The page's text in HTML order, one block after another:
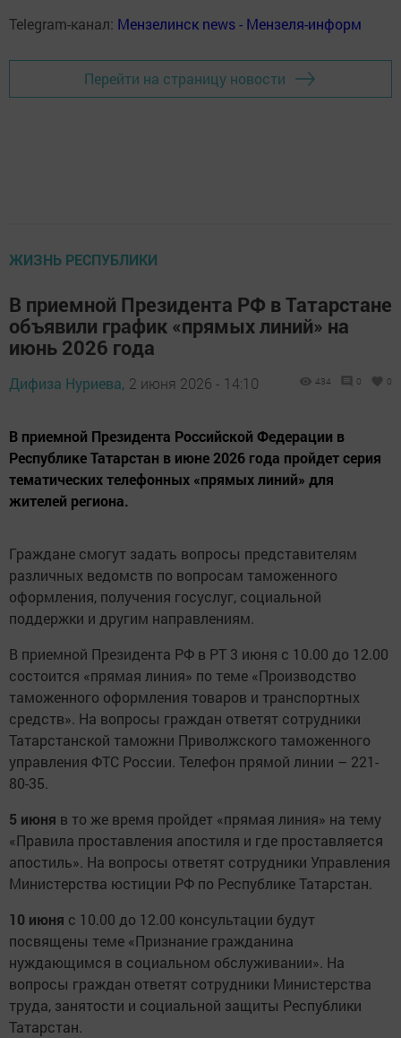
Telegram-канал: Мензелинск news - Мензеля-информ
Перейти на страницу новости
ЖИЗНЬ РЕСПУБЛИКИ
В приемной Президента РФ в Татарстане
объявили график «прямых линий» на
июнь 2026 года
Дифиза Нуриева, 2 июня 2026 - 14:10 434 0 0
В приемной Президента Российской Федерации в
Республике Татарстан в июне 2026 года пройдет серия
тематических телефонных «прямых линий» для
жителей региона.
Граждане смогут задать вопросы представителям
различных ведомств по вопросам таможенного
оформления, получения госуслуг, социальной
поддержки и другим направлениям.
В приемной Президента РФ в РТ 3 июня с 10.00 до 12.00
состоится «прямая линия» по теме «Производство
таможенного оформления товаров и транспортных
средств». На вопросы граждан ответят сотрудники
Татарстанской таможни Приволжского таможенного
управления ФТС России. Телефон прямой линии – 221-
80-35.
5 июня в то же время пройдет «прямая линия» на тему
«Правила проставления апостиля и где проставляется
апостиль». На вопросы ответят сотрудники Управления
Министерства юстиции РФ по Республике Татарстан.
10 июня с 10.00 до 12.00 консультации будут
посвящены теме «Признание гражданина
нуждающимся в социальном обслуживании». На
вопросы граждан ответят сотрудники Министерства
труда, занятости и социальной защиты Республики
Татарстан.